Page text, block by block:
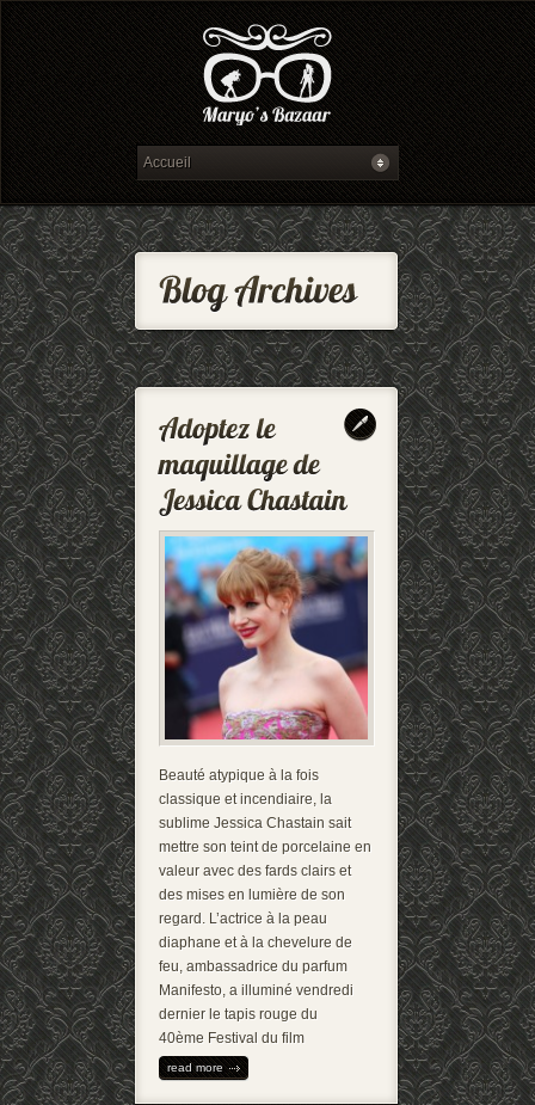
Beauté atypique à la fois
classique et incendiaire, la
sublime Jessica Chastain sait
mettre son teint de porcelaine en
valeur avec des fards clairs et
des mises en lumière de son
regard. L’actrice à la peau
diaphane et à la chevelure de
feu, ambassadrice du parfum
Manifesto, a illuminé vendredi
dernier le tapis rouge du
40ème Festi­val du film
read more